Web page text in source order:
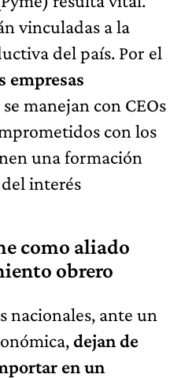
vinculadas a la
del país. Por el
empresas
manejan con CEOs
con los
una formación
interés
como aliado
obrero
nacionales, ante un
dejan de
en un